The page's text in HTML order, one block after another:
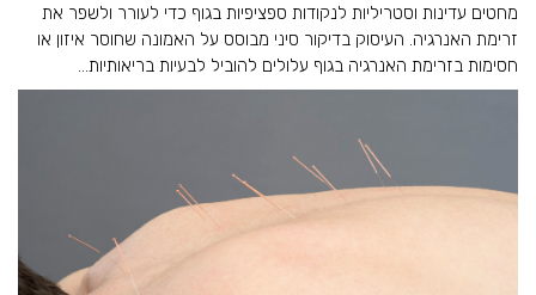
מחטים עדינות וסטריליות לנקודות ספציפיות בגוף כדי לעורר ולשפר את
זרימת האנרגיה. העיסוק בדיקור סיני מבוסס על האמונה שחוסר איזון או
חסימות בזרימת האנרגיה בגוף עלולים להוביל לבעיות בריאותיות...